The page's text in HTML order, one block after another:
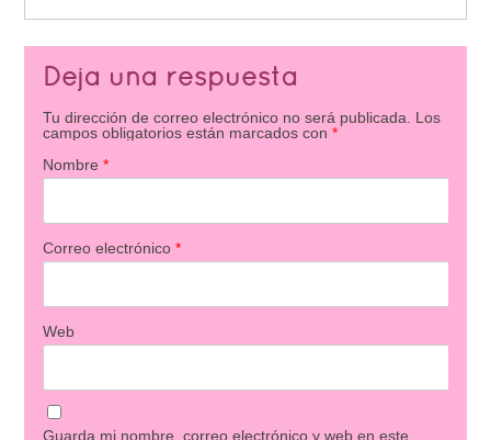
Deja una respuesta
Tu dirección de correo electrónico no será publicada.
Los
campos obligatorios están marcados con *
Nombre *
Correo electrónico *
Web
Guarda mi nombre, correo electrónico y web en este